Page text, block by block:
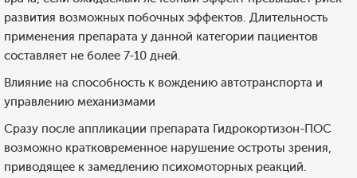
развития возможных побочных эффектов. Длительность
применения препарата у данной категории пациентов
составляет не более 7-10 дней.
Влияние на способность к вождению автотранспорта и
управлению механизмами
Сразу после аппликации препарата Гидрокортизон-ПОС
возможно кратковременное нарушение остроты зрения,
приводящее к замедлению психомоторных реакций.